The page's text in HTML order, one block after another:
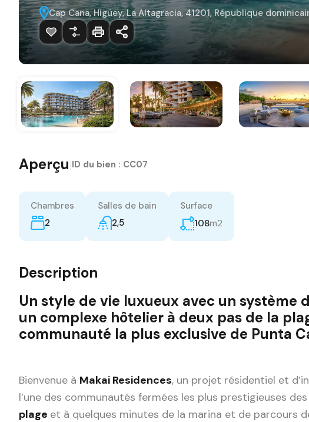
Cap Cana, Higüey, La Altagracia, 41201, République
Aperçu ID du bien : CC07
Chambres
2
Salles de bain
2,5
Surface
108m2
Description
Un style de vie luxueux avec un système
un complexe hôtelier à deux pas de la
communauté la plus exclusive de Punta
Bienvenue à Makai Residences, un projet résidentiel et
l’une des communautés fermées les plus prestigieuses
plage et à quelques minutes de la marina et de parcours